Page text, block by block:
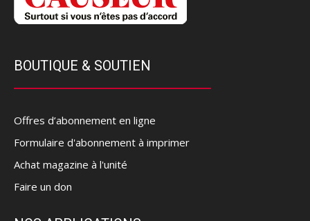
BOUTIQUE & SOUTIEN
Offres d’abonnement en ligne
Formulaire d'abonnement à imprimer
Achat magazine à l'unité
Faire un don